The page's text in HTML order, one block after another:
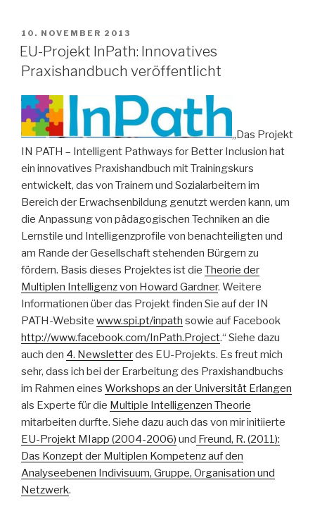
VERÖFFENTLICHT
AM
10. NOVEMBER 2013
EU-Projekt InPath: Innovatives
Praxishandbuch veröffentlicht
„Das Projekt
IN PATH – Intelligent Pathways for Better Inclusion hat
ein innovatives Praxishandbuch mit Trainingskurs
entwickelt, das von Trainern und Sozialarbeitern im
Bereich der Erwachsenbildung genutzt werden kann, um
die Anpassung von pädagogischen Techniken an die
Lernstile und Intelligenzprofile von benachteiligten und
am Rande der Gesellschaft stehenden Bürgern zu
fördern. Basis dieses Projektes ist die Theorie der
Multiplen Intelligenz von Howard Gardner. Weitere
Informationen über das Projekt finden Sie auf der IN
PATH-Website www.spi.pt/inpath sowie auf Facebook
http://www.facebook.com/InPath.Project.“ Siehe dazu
auch den 4. Newsletterdes EU-Projekts. Es freut mich
sehr, dass ich bei der Erarbeitung des Praxishandbuchs
im Rahmen eines Workshops an der Universität Erlangen
als Experte für die Multiple Intelligenzen Theorie
mitarbeiten durfte. Siehe dazu auch das von mir initiierte
EU-Projekt MIapp (2004-2006) und Freund, R. (2011):
Das Konzept der Multiplen Kompetenz auf den
Analyseebenen Indivisuum, Gruppe, Organisation und
Netzwerk.